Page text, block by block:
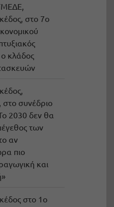
στο 7ο
κλάδος
συνέδριο
2030 δεν θα
των
αν
πιο
και
στο 1ο